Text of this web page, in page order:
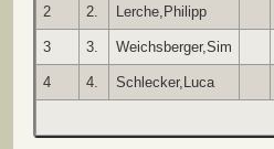
2 2. Lerche,Philipp
3 3. Weichsberger,Sim
4 4. Schlecker,Luca